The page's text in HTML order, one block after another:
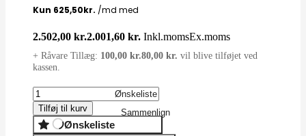
2.502,00 kr.2.001,60 kr. Inkl.momsEx.moms
+ Råvare Tillæg: 100,00 kr.80,00 kr. vil blive tilføjet ved
kassen.
Tilføj til kurv
Ønskeliste
Ønskeliste
Sammenlign